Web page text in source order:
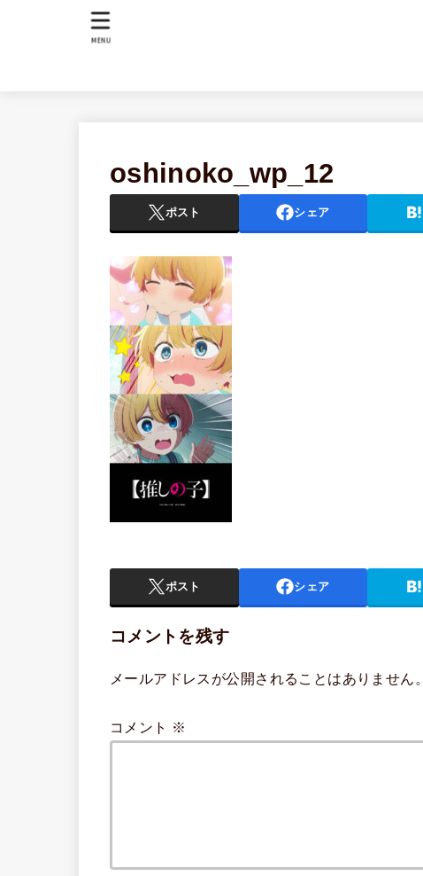
MENU
oshinoko_wp_12
ポスト シェア
ポスト シェア
コメントを残す
メールアドレスが公開されることはありません。
コメント ※